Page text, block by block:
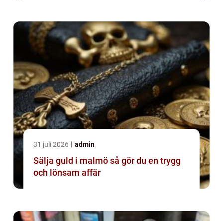
31 juli 2026 admin
Sälja guld i malmö så gör du en trygg
och lönsam affär